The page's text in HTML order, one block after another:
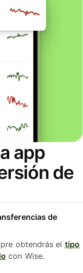
app
de
de
obtendrás el tipo
con Wise.